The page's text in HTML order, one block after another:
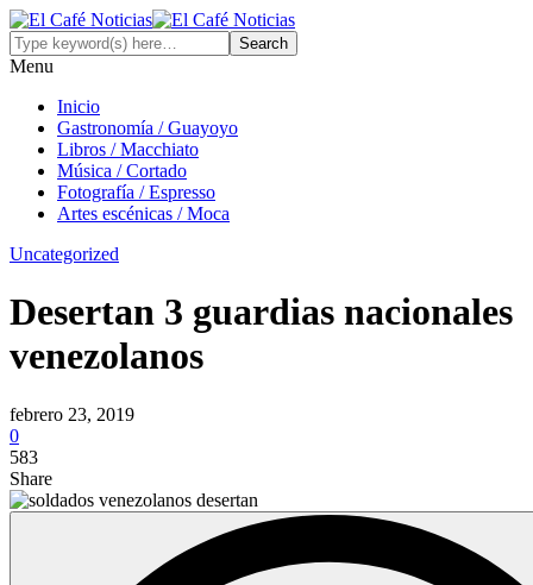
Menu
Inicio
Gastronomía / Guayoyo
Libros / Macchiato
Música / Cortado
Fotografía / Espresso
Artes escénicas / Moca
Uncategorized
Desertan 3 guardias nacionales
venezolanos
febrero 23, 2019
0
583
Share